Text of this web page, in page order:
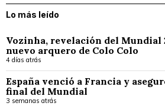
Lo más leído
Vozinha, revelación del Mundial
nuevo arquero de Colo Colo
4 días atrás
España venció a Francia y
final del Mundial
3 semanas atrás